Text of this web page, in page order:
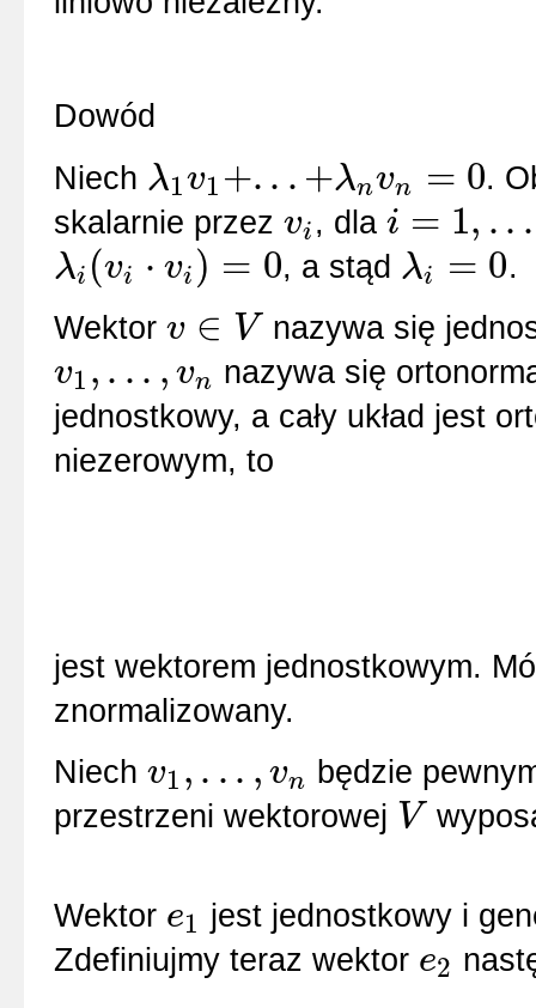
Dowód
Niech λ1v1 +. . . +λnvn = 0
λ1v 1 ..+ λ vn=0
.
skalarnie przez vi
vi , dlai = 1, . . .
i= ...,n
λi (vi ⋅ vi ) = 0
λi(vi⋅ i) =0 , a stąd λi = 0
λi=0
.
Wektor v ∈ V
v∈
nazywa się
v1 , . . . , vn
v1, vn
nazywa się
jednostkowy, a cały układ jest
niezerowym, to
jest wektorem jednostkowym.
znormalizowany.
Niech v1 , . . . , vn
v1, vn
będzie
przestrzeni wektorowej V
V
Wektor e1
e1
jest jednostkowy i
Zdefiniujmy teraz wektor e2
e2